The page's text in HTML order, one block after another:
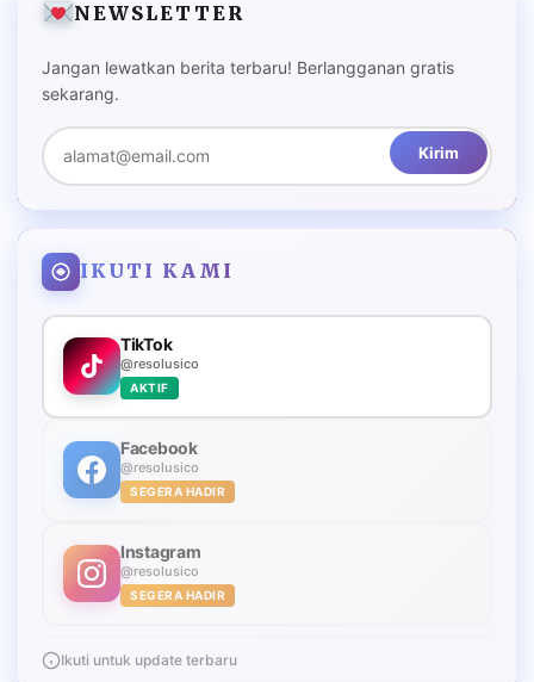
NEWSLETTER
Jangan lewatkan berita terbaru! Berlangganan gratis
sekarang.
Kirim
IKUTI KAMI
TikTok
@resolusico
AKTIF
Facebook
@resolusico
SEGERA HADIR
Instagram
@resolusico
SEGERA HADIR
Ikuti untuk update terbaru